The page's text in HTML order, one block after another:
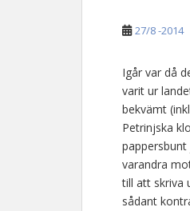
27/8 -2014
Igår var då
varit ur
bekvämt
Petrinjska
pappersbunt
varandra
till att skriva
sådant